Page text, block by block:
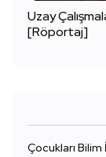
Uzay
[Röportaj]
Çocukları